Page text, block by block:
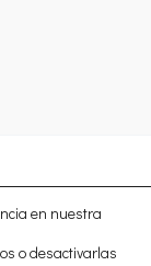
en nuestra
o desactivarlas